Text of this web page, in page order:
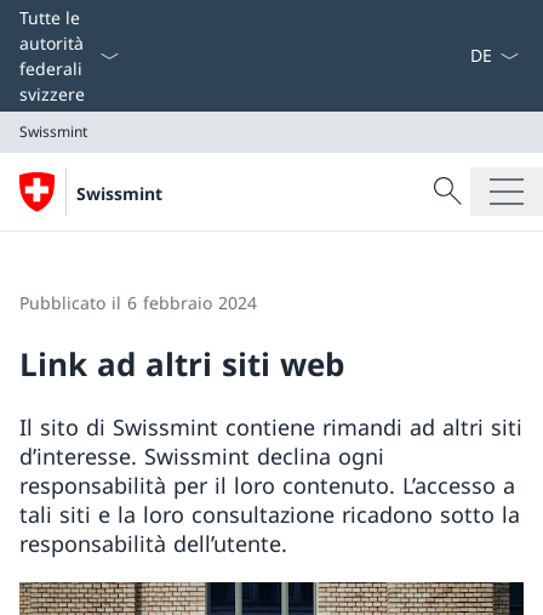
Tutte le
autorità
federali
svizzere
Swissmint
Swissmint
Cercare
Ricerca
Pubblicato il 6 febbraio 2024
Link ad altri siti web
Il sito di Swissmint contiene rimandi ad altri siti
d’interesse. Swissmint declina ogni
responsabilità per il loro contenuto. L’accesso a
tali siti e la loro consultazione ricadono sotto la
responsabilità dell’utente.